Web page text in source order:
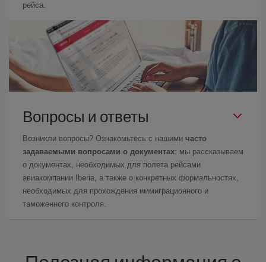
рейса.
Вопросы и ответы
Возникли вопросы? Ознакомьтесь с нашими часто
задаваемыми вопросами о документах: мы рассказываем
о документах, необходимых для полета рейсами
авиакомпании Iberia, а также о конкретных формальностях,
необходимых для прохождения иммиграционного и
таможенного контроля.